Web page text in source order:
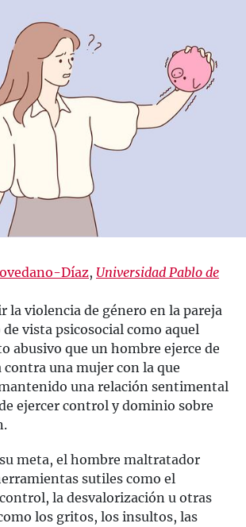
Díaz, Universidad Pablo de
la violencia de género en la pareja
vista psicosocial como aquel
abusivo que un hombre ejerce de
una mujer con la que
una relación sentimental
ejercer control y dominio sobre
meta, el hombre maltratador
sutiles como el
la desvalorización u otras
los gritos, los insultos, las